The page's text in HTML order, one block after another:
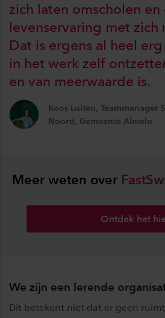
zich laten omscholen
levenservaring met zich
Dat is ergens al heel
in het werk zelf
en van meerwaarde is.
Koos Luiten, Teammanager
Noord, Gemeente Almelo
Meer weten over
Ontdek het
We zijn een lerende
Dit betekent niet dat er geen